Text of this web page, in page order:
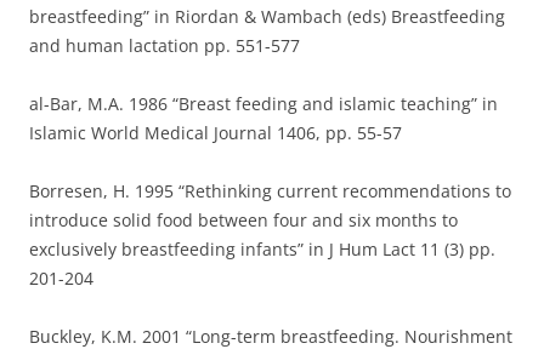
breastfeeding” in Riordan & Wambach (eds) Breastfeeding
and human lactation pp. 551-577
al-Bar, M.A. 1986 “Breast feeding and islamic teaching” in
Islamic World Medical Journal 1406, pp. 55-57
Borresen, H. 1995 “Rethinking current recommendations to
introduce solid food between four and six months to
exclusively breastfeeding infants” in J Hum Lact 11 (3) pp.
201-204
Buckley, K.M. 2001 “Long-term breastfeeding. Nourishment